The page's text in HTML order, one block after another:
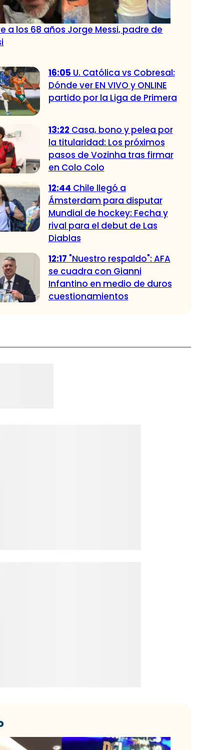
a los 68 años Jorge Messi, padre de
16:05 U. Católica vs Cobresal:
Dónde ver EN VIVO y ONLINE
partido por la Liga de Primera
13:22 Casa, bono y pelea por
la titularidad: Los próximos
pasos de Vozinha tras firmar
en Colo Colo
12:44 Chile llegó a
Ámsterdam para disputar
Mundial de hockey: Fecha y
rival para el debut de Las
Diablas
12:17 "Nuestro respaldo": AFA
se cuadra con Gianni
Infantino en medio de duros
cuestionamientos